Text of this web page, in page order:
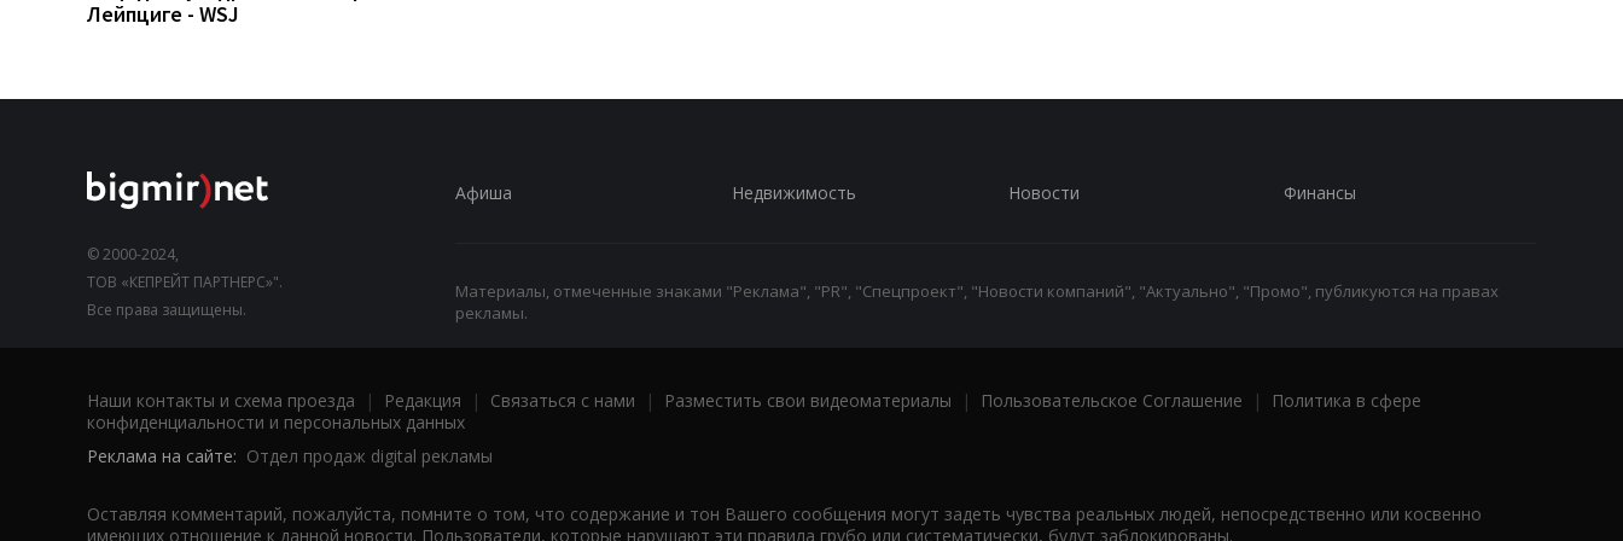
Лейпциге - WSJ
© 2000-2024,
ТОВ «КЕПРЕЙТ ПАРТНЕРС»".
Все права защищены.
Афиша Недвижимость Новости Финансы
Материалы, отмеченные знаками "Реклама", "PR", "Спецпроект", "Новости компаний", "Актуально", "Промо", публикуются на правах
рекламы.
Наши контакты и схема проезда | Редакция | Связаться с нами | Разместить свои видеоматериалы | Пользовательское Соглашение |
Политика в сфере
конфиденциальности и персональных данных
Реклама на сайте: Отдел продаж digital рекламы
Оставляя комментарий, пожалуйста, помните о том, что содержание и тон Вашего сообщения могут задеть чувства реальных людей, непосредственно или косвенно
имеющих отношение к данной новости. Пользователи, которые нарушают эти правила грубо или систематически, будут заблокированы.